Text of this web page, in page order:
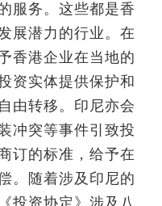
服务。这些都是香
展潜力的行业。在
香港企业在当地的
资实体提供保护和
由转移。印尼亦会
冲突等事件引致投
订的标准，给予在
。随着涉及印尼的